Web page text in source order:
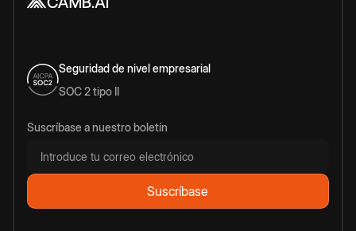
Seguridad de nivel empresarial
SOC 2 tipo II
Suscríbase a nuestro boletín